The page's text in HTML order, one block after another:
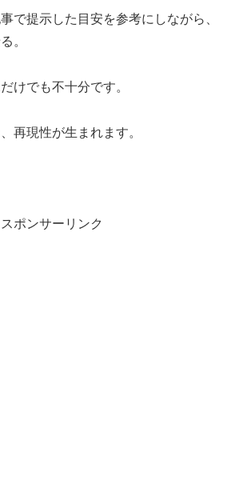
で提示した目安を参考にしながら、
。
けでも不十分です。
再現性が生まれます。
スポンサーリンク